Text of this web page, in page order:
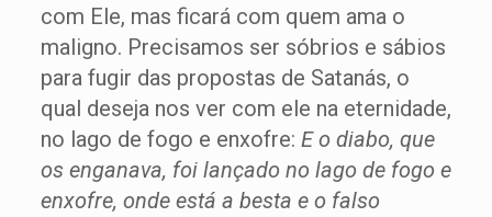
com Ele, mas ficará com quem ama o
maligno. Precisamos ser sóbrios e sábios
para fugir das propostas de Satanás, o
qual deseja nos ver com ele na eternidade,
no lago de fogo e enxofre: E o diabo, que
os enganava, foi lançado no lago de fogo e
enxofre, onde está a besta e o falso